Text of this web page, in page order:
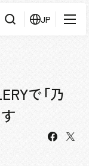
JP
で「乃
X